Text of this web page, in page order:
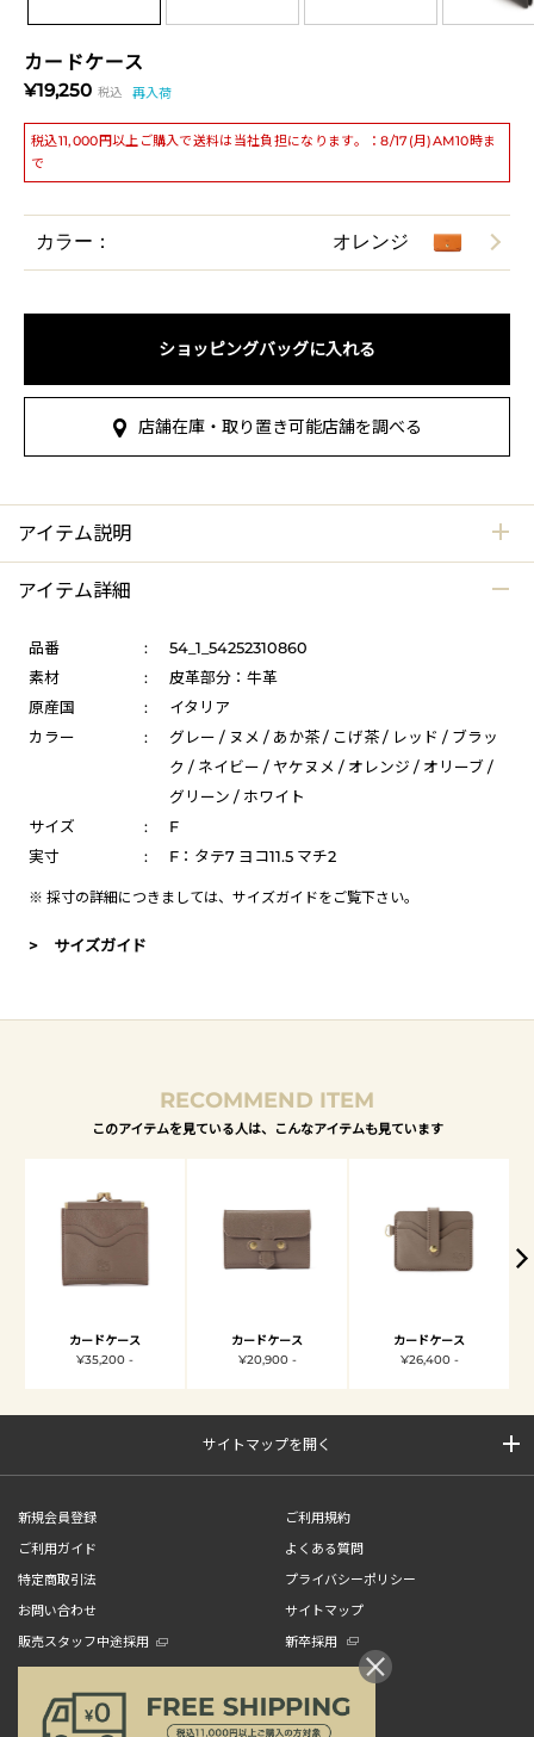
カードケース
¥19,250 税込 再入荷
税込11,000円以上ご購入で送料は当社負担になります。：8/17(月)AM10時ま
で
カラー： オレンジ
ショッピングバッグに入れる
店舗在庫・取り置き可能店舗を調べる
アイテム説明
アイテム詳細
品番 :
54_1_54252310860
素材
:
皮革部分：牛革
原産国
:
イタリア
カラー
:
グレー / ヌメ / あか茶 / こげ茶 / レッド / ブラッ
ク / ネイビー / ヤケヌメ / オレンジ / オリーブ /
グリーン / ホワイト
サイズ
:
F
実寸
: F：タテ7 ヨコ11.5 マチ2
※ 採寸の詳細につきましては、 サイズガイドをご覧下さい。
> サイズガイド
RECOMMEND ITEM
このアイテムを見ている人は、こんなアイテムも見ています
カードケース
¥35,200 -
カードケース
¥20,900 -
カードケース
¥26,400 -
サイトマップを開く
新規会員登録
ご利用規約
ご利用ガイド
よくある質問
特定商取引法
プライバシーポリシー
お問い合わせ
サイトマップ
販売スタッフ中途採用
新卒採用